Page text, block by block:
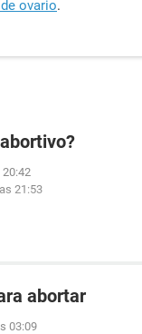
ovario.
20:42
21:53
abortar
03:09